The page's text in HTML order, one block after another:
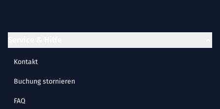
Kontakt
Buchung stornieren
FAQ